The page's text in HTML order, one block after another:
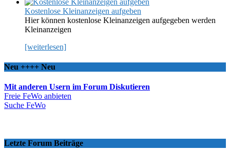
Kostenlose Kleinanzeigen aufgeben
Hier können kostenlose Kleinanzeigen aufgegeben werden
Kleinanzeigen
[weiterlesen]
Neu ++++ Neu
Mit anderen Usern im Forum Diskutieren
Freie FeWo anbieten
Suche FeWo
Letzte Forum Beiträge